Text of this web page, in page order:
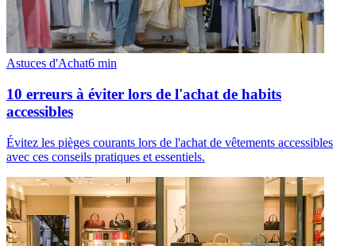
Astuces d'Achat6 min
10 erreurs à éviter lors de l'achat de habits
accessibles
Évitez les pièges courants lors de l'achat de vêtements accessibles
avec ces conseils pratiques et essentiels.